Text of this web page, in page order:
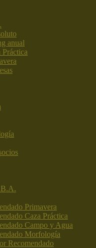
anual
Práctica
Primavera
Caza Práctica
Campo y Agua
Morfología
Recomendado